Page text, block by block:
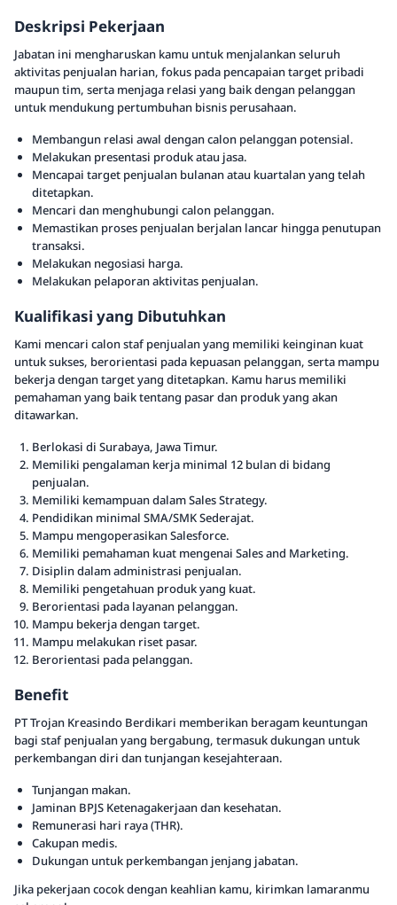
Deskripsi Pekerjaan
Jabatan ini mengharuskan kamu untuk menjalankan seluruh
aktivitas penjualan harian, fokus pada pencapaian target pribadi
maupun tim, serta menjaga relasi yang baik dengan pelanggan
untuk mendukung pertumbuhan bisnis perusahaan.
Membangun relasi awal dengan calon pelanggan potensial.
Melakukan presentasi produk atau jasa.
Mencapai target penjualan bulanan atau kuartalan yang telah
ditetapkan.
Mencari dan menghubungi calon pelanggan.
Memastikan proses penjualan berjalan lancar hingga penutupan
transaksi.
Melakukan negosiasi harga.
Melakukan pelaporan aktivitas penjualan.
Kualifikasi yang Dibutuhkan
Kami mencari calon staf penjualan yang memiliki keinginan kuat
untuk sukses, berorientasi pada kepuasan pelanggan, serta mampu
bekerja dengan target yang ditetapkan. Kamu harus memiliki
pemahaman yang baik tentang pasar dan produk yang akan
ditawarkan.
Berlokasi di Surabaya, Jawa Timur.
Memiliki pengalaman kerja minimal 12 bulan di bidang
penjualan.
Memiliki kemampuan dalam Sales Strategy.
Pendidikan minimal SMA/SMK Sederajat.
Mampu mengoperasikan Salesforce.
Memiliki pemahaman kuat mengenai Sales and Marketing.
Disiplin dalam administrasi penjualan.
Memiliki pengetahuan produk yang kuat.
Berorientasi pada layanan pelanggan.
Mampu bekerja dengan target.
Mampu melakukan riset pasar.
Berorientasi pada pelanggan.
Benefit
PT Trojan Kreasindo Berdikari memberikan beragam keuntungan
bagi staf penjualan yang bergabung, termasuk dukungan untuk
perkembangan diri dan tunjangan kesejahteraan.
Tunjangan makan.
Jaminan BPJS Ketenagakerjaan dan kesehatan.
Remunerasi hari raya (THR).
Cakupan medis.
Dukungan untuk perkembangan jenjang jabatan.
Jika pekerjaan cocok dengan keahlian kamu, kirimkan lamaranmu